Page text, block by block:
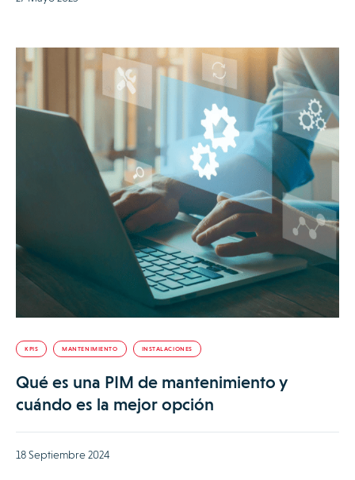
KPIS MANTENIMIENTO INSTALACIONES
Qué es una PIM de mantenimiento y
cuándo es la mejor opción
18 Septiembre 2024